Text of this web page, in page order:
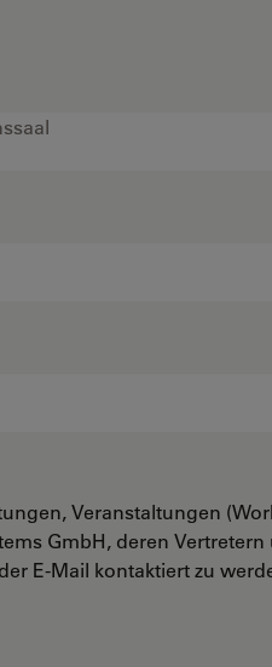
Veranstaltungen
GmbH, deren
E-Mail kontaktiert zu